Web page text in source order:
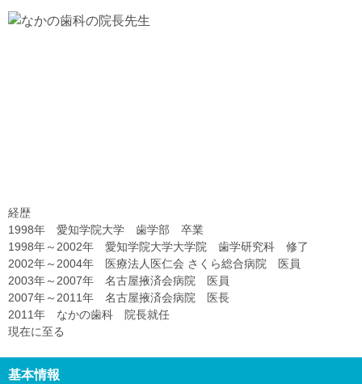
経歴
1998年 愛知学院大学 歯学部 卒業
1998年～2002年 愛知学院大学大学院 歯学研究科 修了
2002年～2004年 医療法人医仁会 さくら総合病院 医員
2003年～2007年 名古屋掖済会病院 医員
2007年～2011年 名古屋掖済会病院 医長
2011年 なかの歯科 院長就任
現在に至る
基本情報